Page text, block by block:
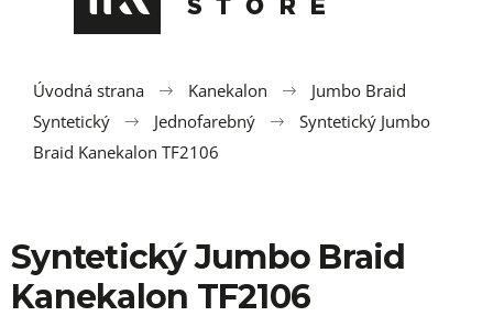
Úvodná strana Kanekalon
Jumbo Braid
Syntetický
Jednofarebný
Syntetický Jumbo
Braid Kanekalon TF2106
Syntetický Jumbo Braid
Kanekalon TF2106
e
b
e
t
e